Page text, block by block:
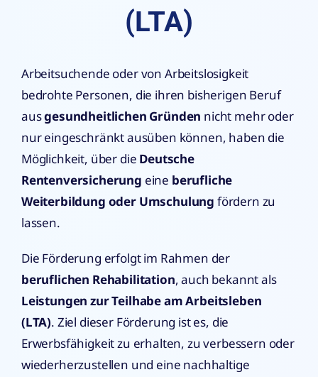
(LTA)
Arbeitsuchende oder von Arbeitslosigkeit
bedrohte Personen, die ihren bisherigen Beruf
ausgesundheitlichen Gründen nicht mehr oder
nur eingeschränkt ausüben können, haben die
Möglichkeit, über die Deutsche
Rentenversicherung eine berufliche
Weiterbildung oder Umschulung fördern zu
lassen.
Die Förderung erfolgt im Rahmen der
beruflichen Rehabilitation, auch bekannt als
Leistungen zur Teilhabe am Arbeitsleben
(LTA). Ziel dieser Förderung ist es, die
Erwerbsfähigkeit zu erhalten, zu verbessern oder
wiederherzustellen und eine nachhaltige